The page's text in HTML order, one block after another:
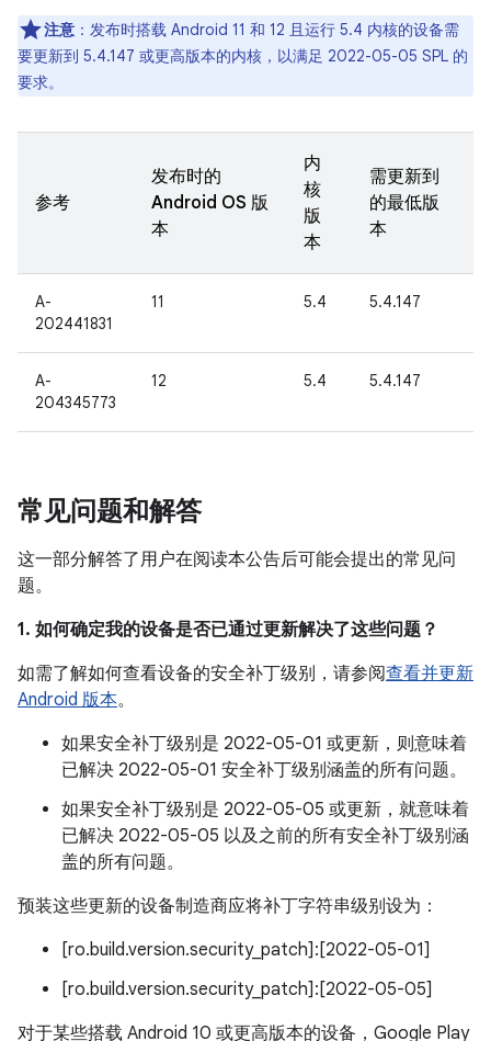
注意 ：发布时搭载 Android 11 和 12 且运行 5.4 内核的设备需
要更新到 5.4.147 或更高版本的内核，以满足 2022-05-05 SPL 的
要求。
参考
发布时的
Android OS 版
本
内
核
版
本
需更新到
的最低版
本
A-
202441831
11 5.4 5.4.147
A-
204345773
12 5.4 5.4.147
常见问题和解答
这一部分解答了用户在阅读本公告后可能会提出的常见问
题。
1. 如何确定我的设备是否已通过更新解决了这些问题？
如需了解如何查看设备的安全补丁级别，请参阅查看并更新
Android 版本。
如果安全补丁级别是 2022-05-01 或更新，则意味着
已解决 2022-05-01 安全补丁级别涵盖的所有问题。
如果安全补丁级别是 2022-05-05 或更新，就意味着
已解决 2022-05-05 以及之前的所有安全补丁级别涵
盖的所有问题。
预装这些更新的设备制造商应将补丁字符串级别设为：
[ro.build.version.security_patch]:[2022-05-01]
[ro.build.version.security_patch]:[2022-05-05]
对于某些搭载 Android 10 或更高版本的设备，Google Play